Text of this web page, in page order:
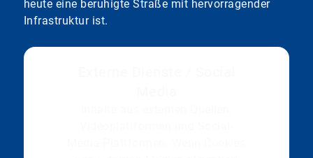
heute eine beruhigte Straße mit hervorragender
Infrastruktur ist.